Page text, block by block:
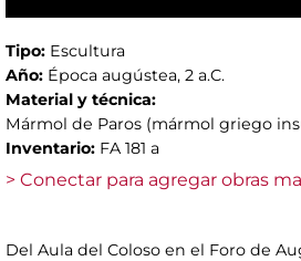
Tipo: Escultura
Año: Época augústea, 2 a.C.
Material y técnica:
Mármol de Paros (mármol griego
Inventario: FA 181 a
> Conectar para agregar obras
Del Aula del Coloso en el Foro de